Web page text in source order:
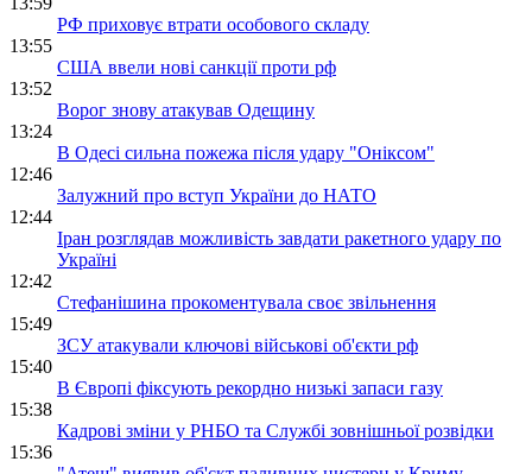
РФ приховує втрати особового складу
13:55
США ввели нові санкції проти рф
13:52
Ворог знову атакував Одещину
13:24
В Одесі сильна пожежа після удару "Оніксом"
12:46
Залужний про вступ України до НАТО
12:44
Іран розглядав можливість завдати ракетного удару по
Україні
12:42
Стефанішина прокоментувала своє звільнення
15:49
ЗСУ атакували ключові військові об'єкти рф
15:40
В Європі фіксують рекордно низькі запаси газу
15:38
Кадрові зміни у РНБО та Службі зовнішньої розвідки
15:36